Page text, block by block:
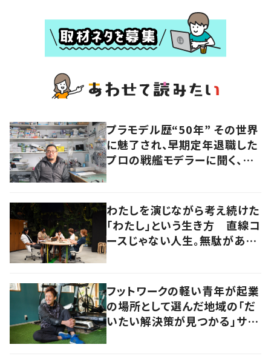
プラモデル歴“50年” その世界
に魅了され、早期定年退職した
プロの戦艦モデラーに聞く、充
わたしを演じながら考え続けた
「わたし」という生き方 直線コ
ースじゃない人生。無駄がある
フットワークの軽い青年が起業
の場所として選んだ地域の「だ
いたい解決策が見つかる」サイ